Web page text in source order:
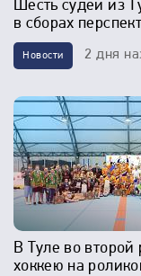
Шесть судей из
в сборах
Новости 2 дня
В Туле во второй
хоккею на